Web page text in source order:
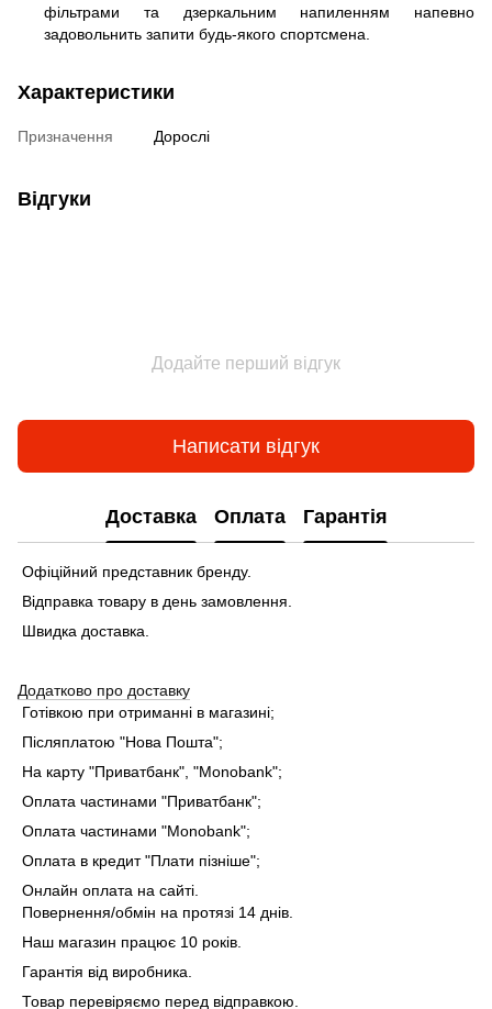
фільтрами та дзеркальним напиленням напевно
задовольнить запити будь-якого спортсмена.
Характеристики
Призначення Дорослі
Відгуки
Додайте перший відгук
Написати відгук
Доставка Оплата Гарантія
Офіційний представник бренду.
Відправка товару в день замовлення.
Швидка доставка.
Додатково про доставку
Готівкою при отриманні в магазині;
Післяплатою "Нова Пошта";
На карту "Приватбанк", "Monobank";
Оплата частинами "Приватбанк";
Оплата частинами "Monobank";
Оплата в кредит "Плати пізніше";
Онлайн оплата на сайті.
Повернення/обмін на протязі 14 днів.
Наш магазин працює 10 років.
Гарантія від виробника.
Товар перевіряємо перед відправкою.